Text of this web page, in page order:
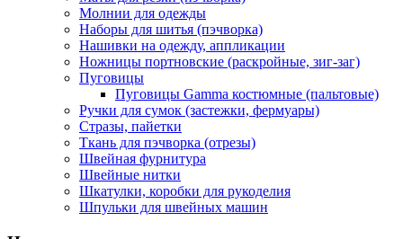
Молнии для одежды
Наборы для шитья (пэчворка)
Нашивки на одежду, аппликации
Ножницы портновские (раскройные, зиг-заг)
Пуговицы
Пуговицы Gamma костюмные (пальтовые)
Ручки для сумок (застежки, фермуары)
Стразы, пайетки
Ткань для пэчворка (отрезы)
Швейная фурнитура
Швейные нитки
Шкатулки, коробки для рукоделия
Шпульки для швейных машин